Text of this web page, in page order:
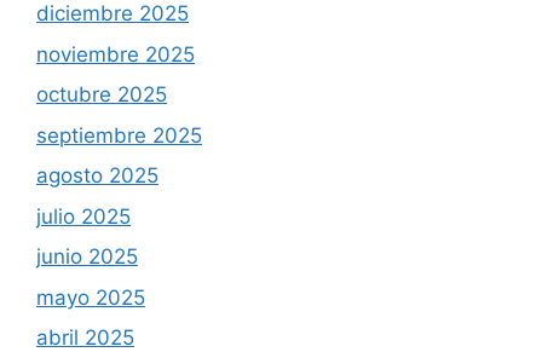
diciembre 2025
noviembre 2025
octubre 2025
septiembre 2025
agosto 2025
julio 2025
junio 2025
mayo 2025
abril 2025